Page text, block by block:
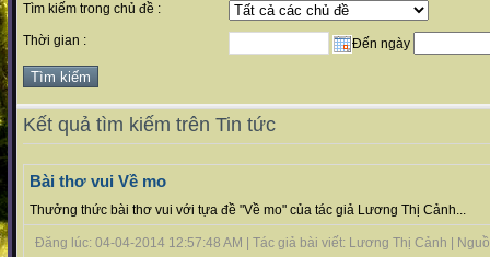
Tìm kiếm trong chủ đề :
Thời gian : Đến ngày
Kết quả tìm kiếm trên Tin tức
Bài thơ vui Về mo
Thưởng thức bài thơ vui với tựa đề "Về mo" của tác giả Lương Thị Cảnh...
Đăng lúc: 04-04-2014 12:57:48 AM | Tác giả bài viết: Lương Thị Cảnh |